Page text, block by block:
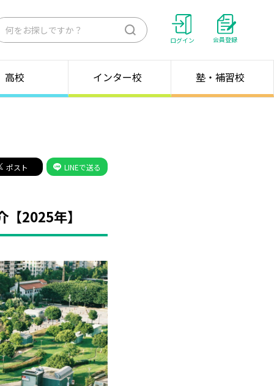
検
ログイン 会員登録
高校 インター校 塾・補習校
ポスト LINEで送る
2025年】